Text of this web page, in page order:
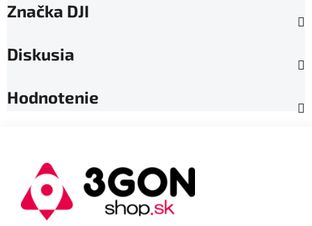
Značka DJI
Diskusia
Hodnotenie